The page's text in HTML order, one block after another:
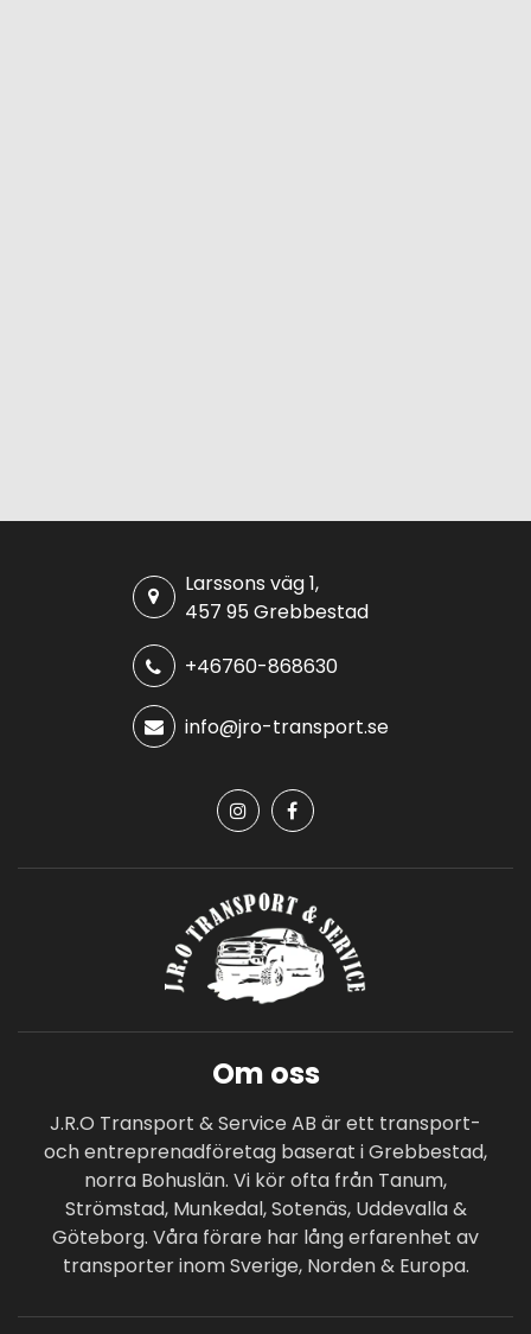
Larssons väg 1,
457 95 Grebbestad
+46760-868630
info@jro-transport.se
Om oss
J.R.O Transport & Service AB är ett transport-
och entreprenadföretag baserat i Grebbestad,
norra Bohuslän. Vi kör ofta från Tanum,
Strömstad, Munkedal, Sotenäs, Uddevalla &
Göteborg. Våra förare har lång erfarenhet av
transporter inom Sverige, Norden & Europa.